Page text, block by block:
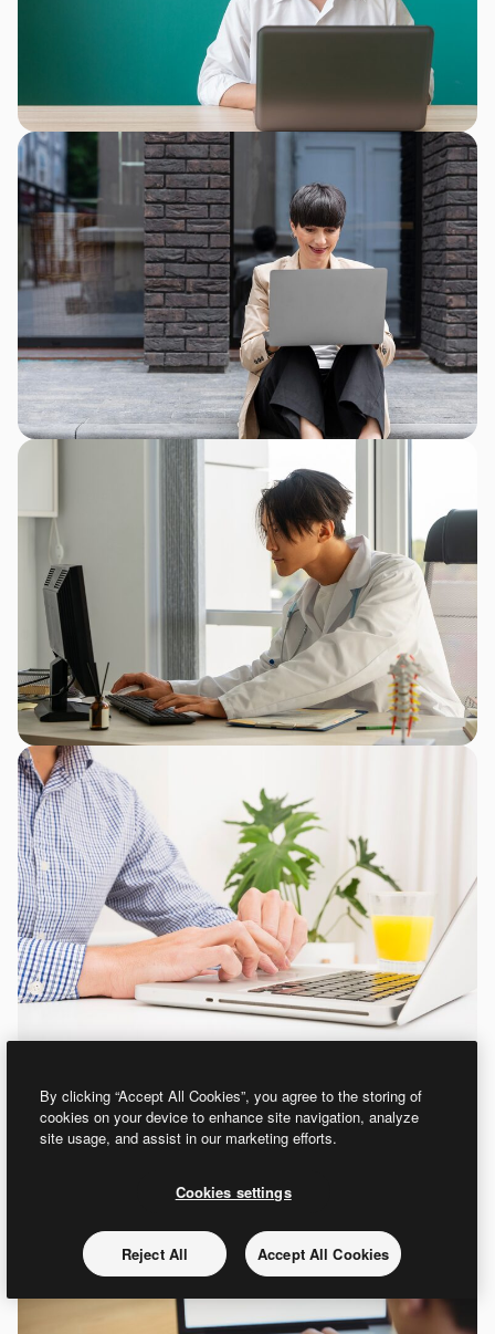
By clicking “Accept All Cookies”, you agree to the storing of
cookies on your device to enhance site navigation, analyze
site usage, and assist in our marketing efforts.
Cookies settings
Reject All Accept All Cookies